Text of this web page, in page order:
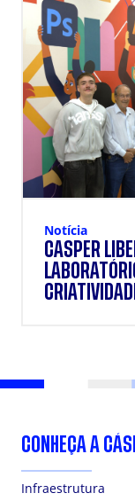
Notícia
CÁSPER
CONHEÇA A
Infraestrutura